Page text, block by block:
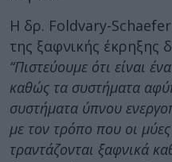
Η δρ. Foldvary-
της ξαφνικής έκρηξης
“Πιστεύουμε ότι είναι
καθώς τα συστήματα
συστήματα ύπνου
με τον τρόπο που οι
τραντάζονται ξαφνικά